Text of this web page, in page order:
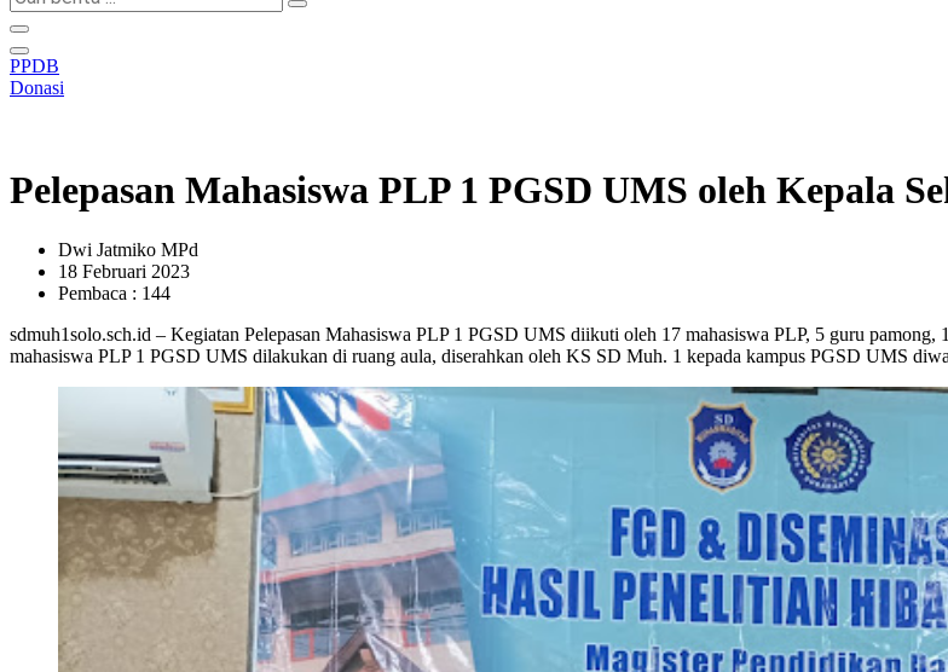
berita
...
PPDB
Donasi
Pelepasan Mahasiswa PLP 1 PGSD UMS oleh Kepala
Dwi Jatmiko MPd
18 Februari 2023
Pembaca : 144
sdmuh1solo.sch.id – Kegiatan Pelepasan Mahasiswa PLP 1 PGSD UMS diikuti oleh 17 mahasiswa PLP, 5 guru
mahasiswa PLP 1 PGSD UMS dilakukan di ruang aula, diserahkan oleh KS SD Muh. 1 kepada kampus PGSD UMS